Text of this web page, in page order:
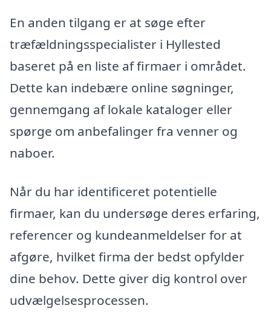
En anden tilgang er at søge efter
træfældningsspecialister i Hyllested
baseret på en liste af firmaer i området.
Dette kan indebære online søgninger,
gennemgang af lokale kataloger eller
spørge om anbefalinger fra venner og
naboer.
Når du har identificeret potentielle
firmaer, kan du undersøge deres erfaring,
referencer og kundeanmeldelser for at
afgøre, hvilket firma der bedst opfylder
dine behov. Dette giver dig kontrol over
udvælgelsesprocessen.